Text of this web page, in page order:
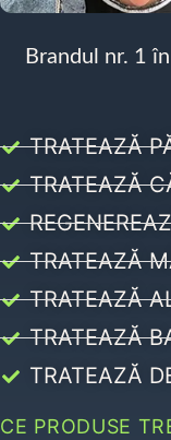
Brandul nr. 1
TRATEAZĂ
TRATEAZĂ
TRATEAZĂ
TRATEAZĂ
TRATEAZĂ
TRATEAZĂ
CE PRODUSE